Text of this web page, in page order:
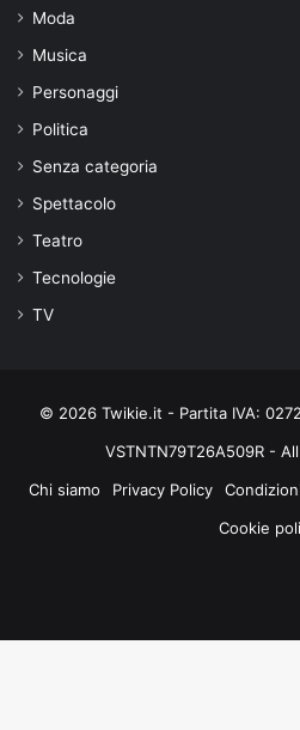
Moda
Musica
Personaggi
Politica
Senza categoria
Spettacolo
Teatro
Tecnologie
TV
© 2026 Twikie.it - Partita IVA:
VSTNTN79T26A509R -
Chi siamo
Privacy Policy
Cookie